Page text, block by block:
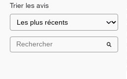
Trier les avis